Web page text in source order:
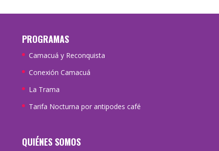
PROGRAMAS
Camacuá y Reconquista
Conexión Camacuá
La Trama
Tarifa Nocturna por antipodes café
QUIÉNES SOMOS